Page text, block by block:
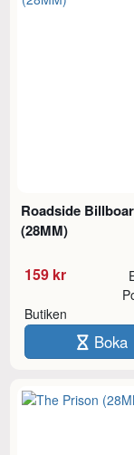
Roadside
(28MM)
159 kr
Butiken
Boka